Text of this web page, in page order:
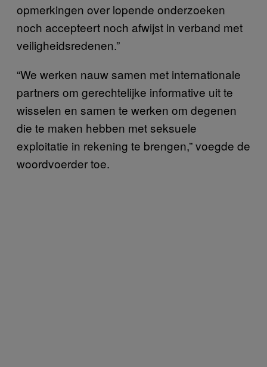
opmerkingen over lopende onderzoeken
noch accepteert noch afwijst in verband met
veiligheidsredenen.”
“We werken nauw samen met internationale
partners om gerechtelijke informative uit te
wisselen en samen te werken om degenen
die te maken hebben met seksuele
exploitatie in rekening te brengen,” voegde de
woordvoerder toe.